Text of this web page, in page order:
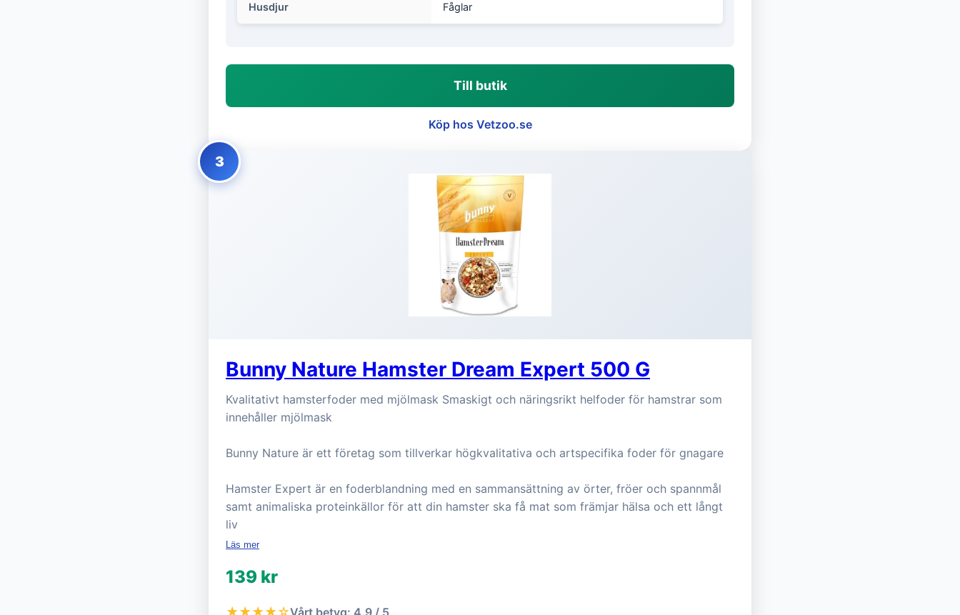
Husdjur Fåglar
Till butik
Köp hos Vetzoo.se
3
Bunny Nature Hamster Dream Expert 500 G
Kvalitativt hamsterfoder med mjölmask Smaskigt och näringsrikt helfoder för hamstrar som
innehåller mjölmask
Bunny Nature är ett företag som tillverkar högkvalitativa och artspecifika foder för gnagare
Hamster Expert är en foderblandning med en sammansättning av örter, fröer och spannmål
samt animaliska proteinkällor för att din hamster ska få mat som främjar hälsa och ett långt
liv
Läs mer
139 kr
★★★★☆Vårt betyg: 4.9 / 5